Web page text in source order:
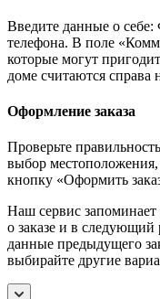
Введите данные о
телефона. В поле
которые могут
доме считаются справа
Оформление заказа
Проверьте
выбор
кнопку «Оформить
Наш сервис
о заказе и в следующий
данные предыдущего
выбирайте другие